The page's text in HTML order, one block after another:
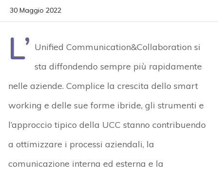
30 Maggio 2022
L’ Unified Communication&Collaboration si
sta diffondendo sempre più rapidamente
nelle aziende. Complice la crescita dello smart
working e delle sue forme ibride, gli strumenti e
l’approccio tipico della UCC stanno contribuendo
a ottimizzare i processi aziendali, la
comunicazione interna ed esterna e la